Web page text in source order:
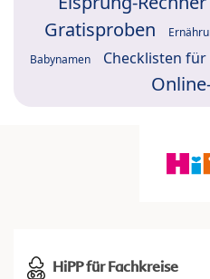
Gratisproben
Babynamen Checklisten für
HiPP für Fachkreise